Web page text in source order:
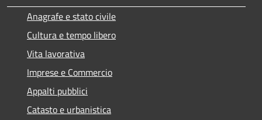
Anagrafe e stato civile
Cultura e tempo libero
Vita lavorativa
Imprese e Commercio
Appalti pubblici
Catasto e urbanistica